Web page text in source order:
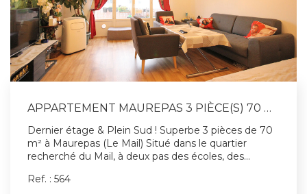
APPARTEMENT MAUREPAS 3 PIÈCE(S) 70 M2
Dernier étage & Plein Sud ! Superbe 3 pièces de 70
m² à Maurepas (Le Mail) Situé dans le quartier
recherché du Mail, à deux pas des écoles, des
lumineux appartement de 3 pièces en dernier étage
Ref. : 564